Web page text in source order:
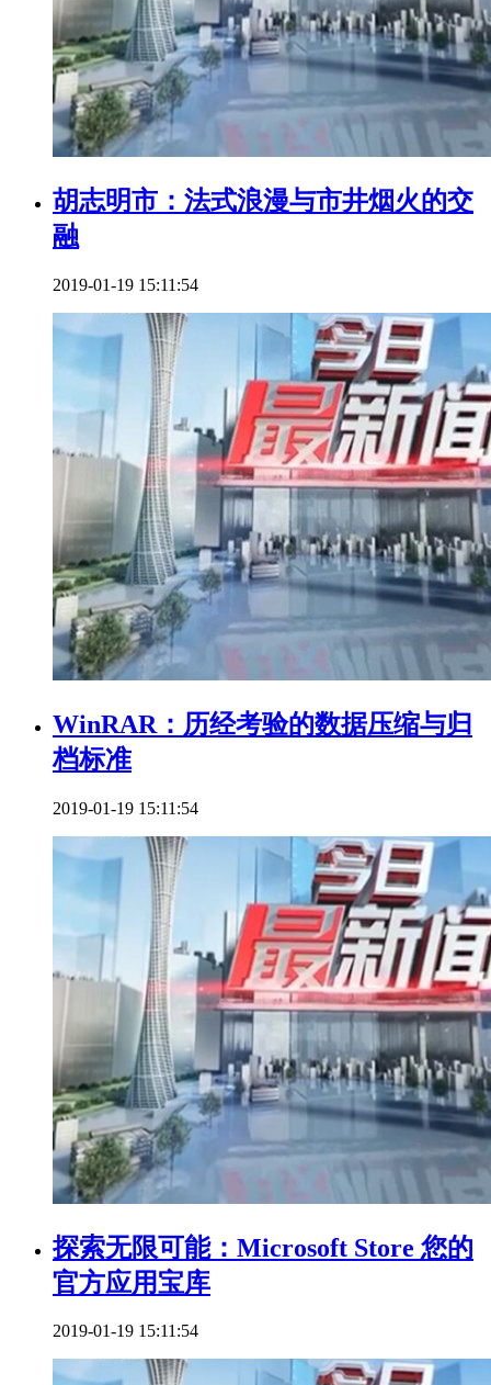
胡志明市：法式浪漫与市井烟火的交
融
2019-01-19 15:11:54
WinRAR：历经考验的数据压缩与归
档标准
2019-01-19 15:11:54
探索无限可能：Microsoft Store 您的
官方应用宝库
2019-01-19 15:11:54